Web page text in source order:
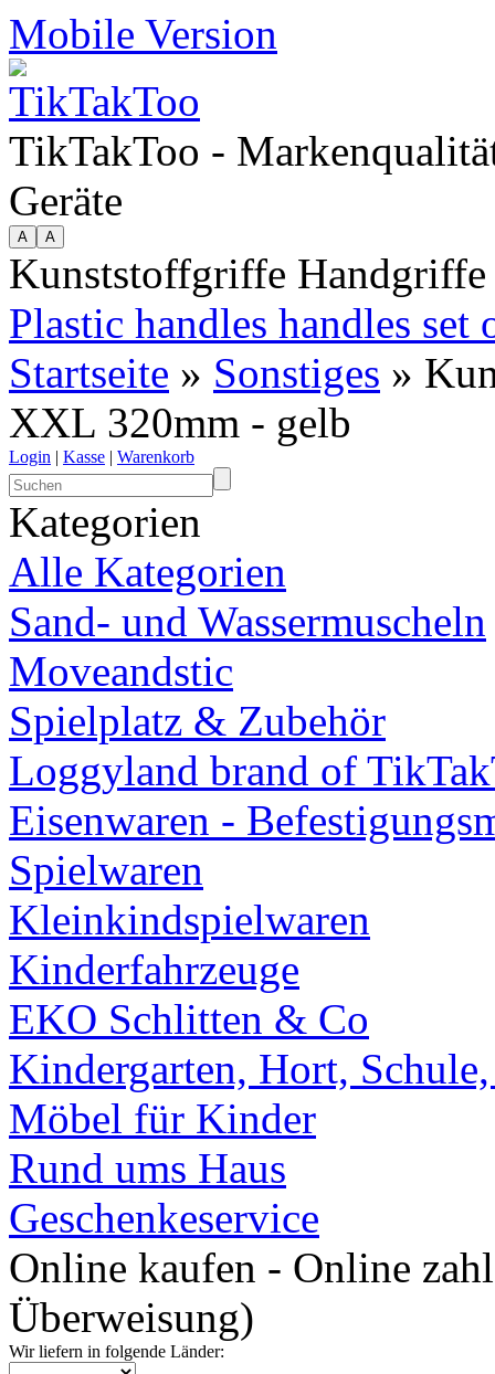
Mobile Version
TikTakToo -
Geräte
Kunststoffgriffe
Plastic handles handles
Startseite » Sonstiges »
XXL 320mm - gelb
Login | Kasse | Warenkorb
Kategorien
Alle Kategorien
Sand- und Wassermuscheln
Moveandstic
Spielplatz & Zubehör
Loggyland brand of
Eisenwaren -
Spielwaren
Kleinkindspielwaren
Kinderfahrzeuge
EKO Schlitten & Co
Kindergarten, Hort,
Möbel für Kinder
Rund ums Haus
Geschenkeservice
Online kaufen - Online
Überweisung)
Wir liefern in folgende Länder: